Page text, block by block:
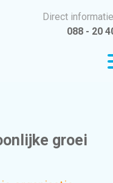
Direct
088 - 20
groei